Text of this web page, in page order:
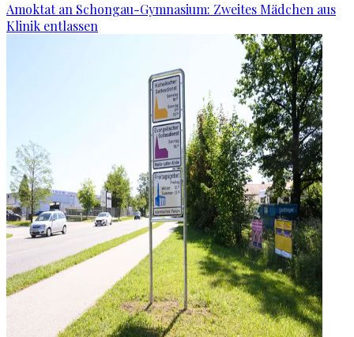
Amoktat an Schongau-Gymnasium: Zweites Mädchen aus
Klinik entlassen